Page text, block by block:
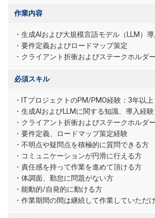
作業内容
・生成AIおよび大規模言語モデル（LLM）
・要件定義およびロードマップ策定
・クライアント折衝およびステークホルダ
必須スキル
・ITプロジェクトのPM/PMO経験：3年以上
・生成AIおよびLLMに関する知識、導入経験
・クライアント折衝およびステークホルダ
・要件定義、ロードマップ策定経験
・不明点や疑問点を積極的に質問できる方
・コミュニケーションが円滑に行える方
・責任感を持って作業を進めて頂ける方
・体調面、勤怠に問題がない方
・能動的/自発的に動ける方
・作業期間の間は継続して作業していただ